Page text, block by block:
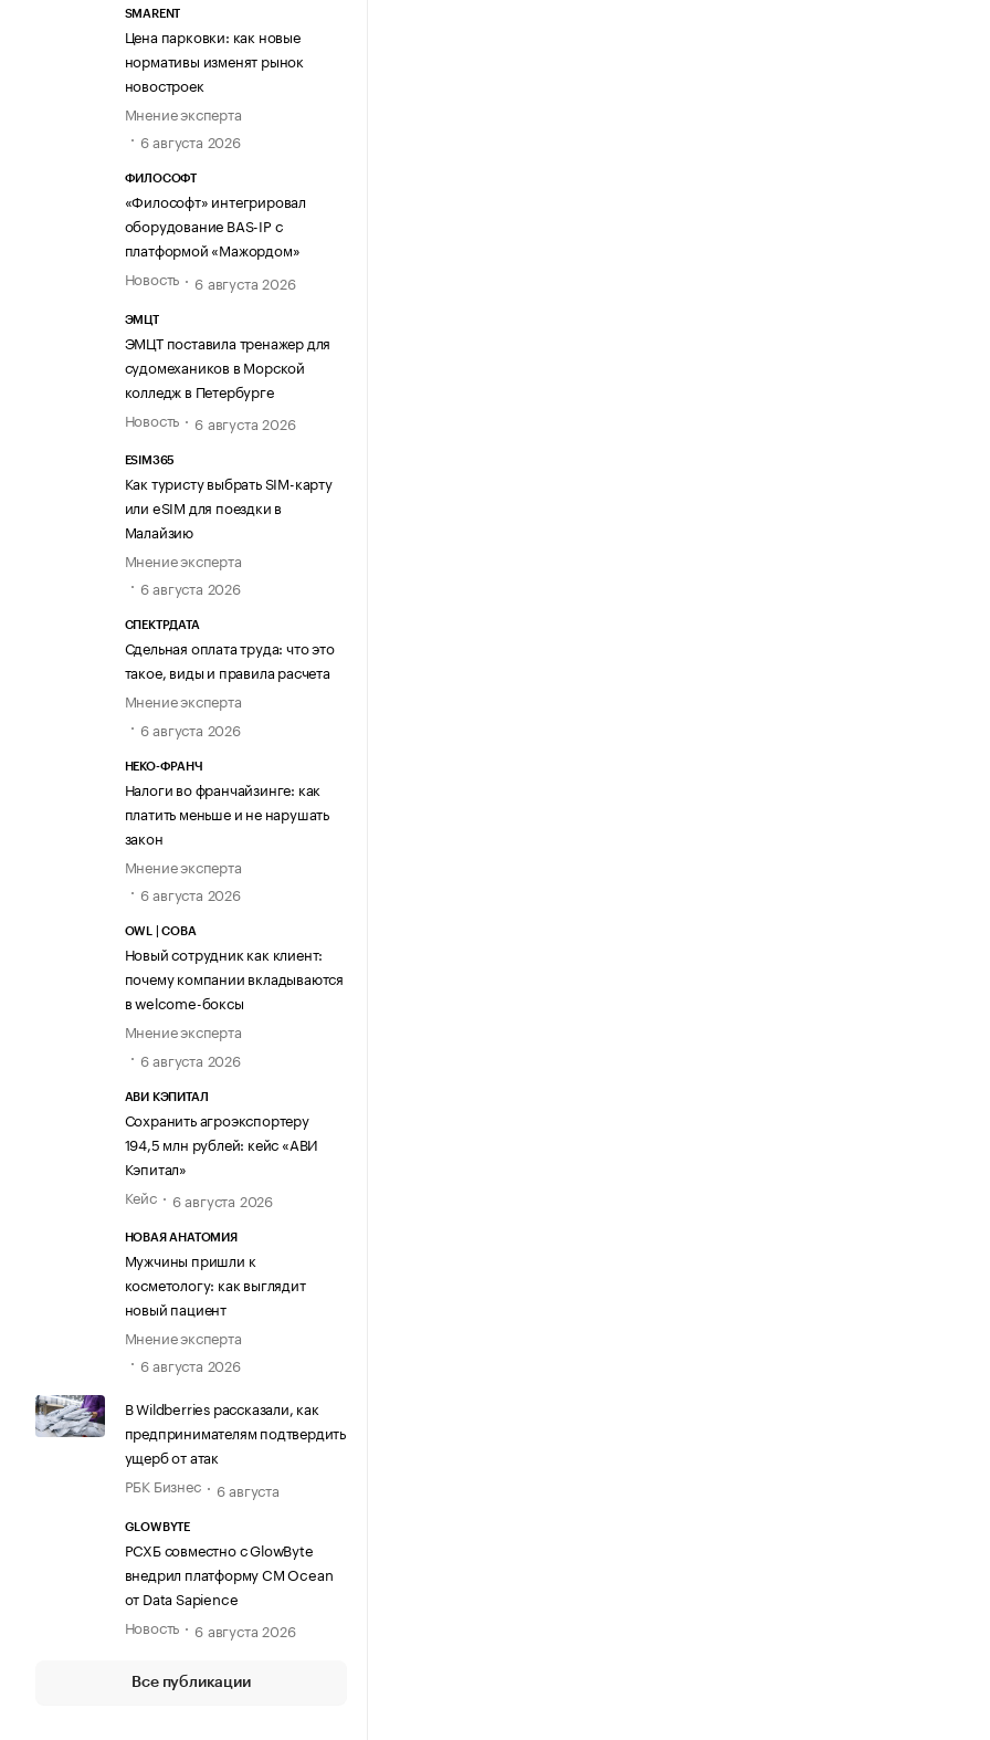
SMARENT
Цена парковки: как новые
нормативы изменят рынок
новостроек
Мнение эксперта
6 августа 2026
ФИЛОСОФТ
«Философт» интегрировал
оборудование BAS-IP с
платформой «Мажордом»
Новость
6 августа 2026
ЭМЦТ
ЭМЦТ поставила тренажер для
судомехаников в Морской
колледж в Петербурге
Новость
6 августа 2026
ESIM365
Как туристу выбрать SIM-карту
или eSIM для поездки в
Малайзию
Мнение эксперта
6 августа 2026
СПЕКТРДАТА
Сдельная оплата труда: что это
такое, виды и правила расчета
Мнение эксперта
6 августа 2026
НЕКО-ФРАНЧ
Налоги во франчайзинге: как
платить меньше и не нарушать
закон
Мнение эксперта
6 августа 2026
OWL | СОВА
Новый сотрудник как клиент:
почему компании вкладываются
в welcome-боксы
Мнение эксперта
6 августа 2026
АВИ КЭПИТАЛ
Сохранить агроэкспортеру
194,5 млн рублей: кейс «АВИ
Кэпитал»
Кейс
6 августа 2026
НОВАЯ АНАТОМИЯ
Мужчины пришли к
косметологу: как выглядит
новый пациент
Мнение эксперта
6 августа 2026
В Wildberries рассказали, как
предпринимателям подтвердить
ущерб от атак
РБК Бизнес
6 августа
GLOWBYTE
РСХБ совместно с GlowByte
внедрил платформу CM Ocean
от Data Sapience
Новость
6 августа 2026
Все публикации